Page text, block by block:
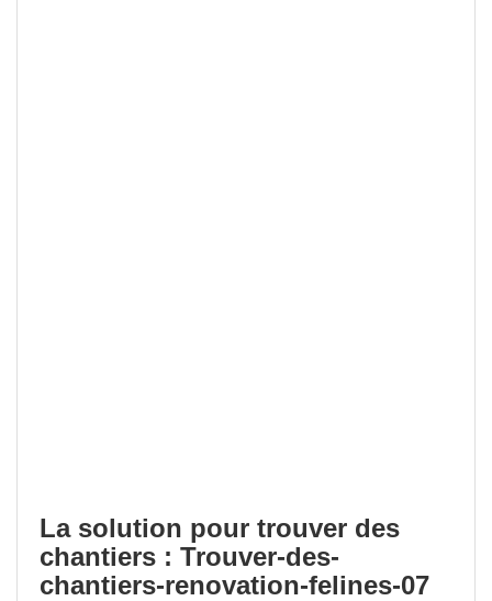
La solution pour trouver des
chantiers : Trouver-des-
chantiers-renovation-felines-07